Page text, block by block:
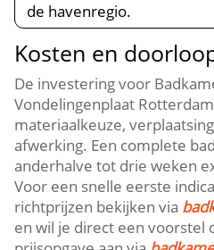
de havenregio.​
Kosten en
De investering voor
Vondelingenplaat
materiaalkeuze,
afwerking.​ Een complete
anderhalve tot drie weken
Voor een snelle eerste
richtprijzen bekijken via
en wil je direct een voorstel